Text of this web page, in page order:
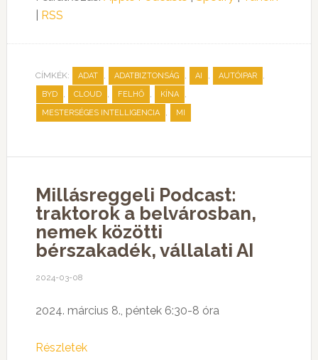
RSS
CÍMKÉK: ADAT , ADATBIZTONSÁG , AI , AUTÓIPAR ,
BYD , CLOUD , FELHŐ , KÍNA ,
MESTERSÉGES INTELLIGENCIA , MI
Millásreggeli Podcast:
traktorok a belvárosban,
nemek közötti
bérszakadék, vállalati AI
2024-03-08
2024. március 8., péntek 6:30-8 óra
Részletek